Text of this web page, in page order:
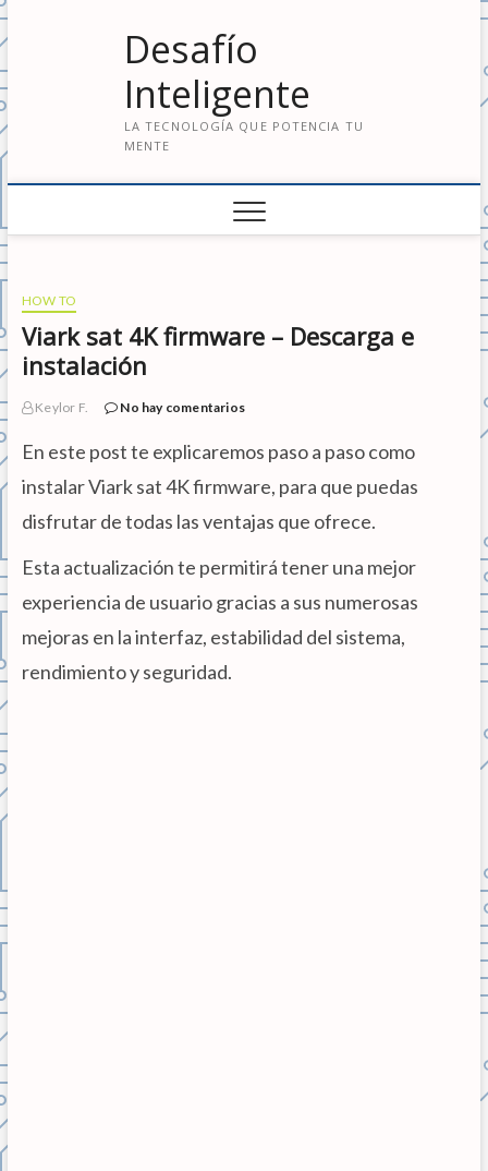
a
t
r
a
l
o
n
t
i
d
Desafío
Inteligente
LA TECNOLOGÍA QUE POTENCIA TU
MENTE
HOW TO
Viark sat 4K firmware – Descarga e
instalación
Keylor F. No hay comentarios
En este post te explicaremos paso a paso como
instalar Viark sat 4K firmware, para que puedas
disfrutar de todas las ventajas que ofrece.
Esta actualización te permitirá tener una mejor
experiencia de usuario gracias a sus numerosas
mejoras en la interfaz, estabilidad del sistema,
rendimiento y seguridad.